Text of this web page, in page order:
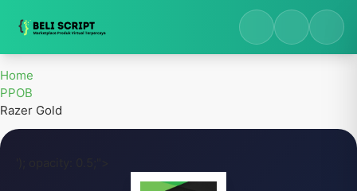
Home
PPOB
Razer Gold